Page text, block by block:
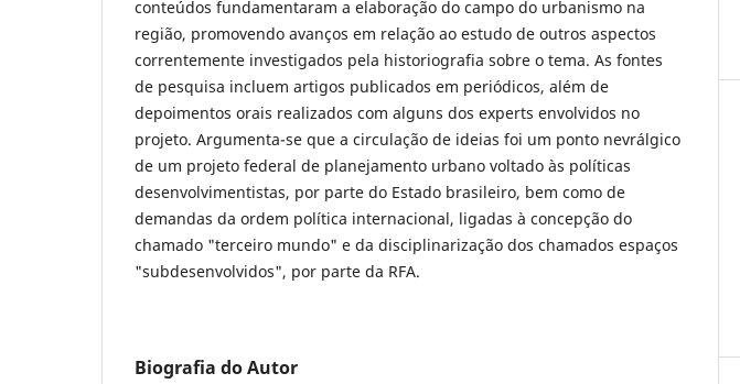
conteúdos fundamentaram a elaboração do campo do urbanismo na
região, promovendo avanços em relação ao estudo de outros aspectos
correntemente investigados pela historiografia sobre o tema. As fontes
de pesquisa incluem artigos publicados em periódicos, além de
depoimentos orais realizados com alguns dos experts envolvidos no
projeto. Argumenta-se que a circulação de ideias foi um ponto nevrálgico
de um projeto federal de planejamento urbano voltado às políticas
desenvolvimentistas, por parte do Estado brasileiro, bem como de
demandas da ordem política internacional, ligadas à concepção do
chamado "terceiro mundo" e da disciplinarização dos chamados espaços
"subdesenvolvidos", por parte da RFA.
Biografia do Autor